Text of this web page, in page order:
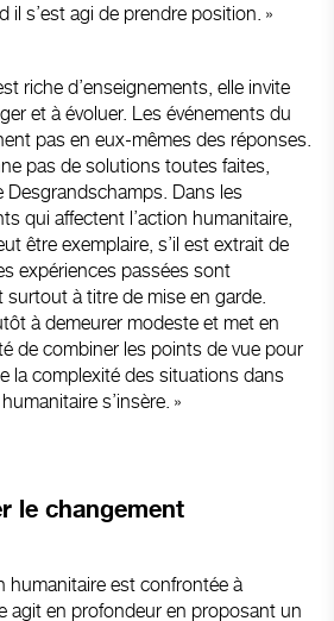
il s’est agi de prendre position. »
riche d’enseignements, elle invite
et à évoluer. Les événements du
pas en eux-mêmes des réponses.
pas de solutions toutes faites,
Desgrandschamps. Dans les
qui affectent l’action humanitaire,
être exemplaire, s’il est extrait de
expériences passées sont
surtout à titre de mise en garde.
à demeurer modeste et met en
de combiner les points de vue pour
la complexité des situations dans
s’insère. »
le changement
humanitaire est confrontée à
agit en profondeur en proposant un